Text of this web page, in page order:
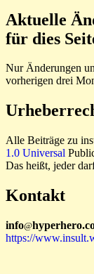
Aktuelle
für dies
Nur Änderungen
vorherigen drei
Alle Beiträge zu
1.0 Universal
Das heißt, jeder
Kontakt
info@hyperhero.
https://